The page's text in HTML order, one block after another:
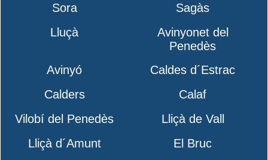
Sora
Sagàs
Lluçà
Avinyonet del
Penedès
Avinyó
Caldes d´Estrac
Calders
Calaf
Vilobí del Penedès
Lliçà de Vall
Lliçà d´Amunt
El Bruc